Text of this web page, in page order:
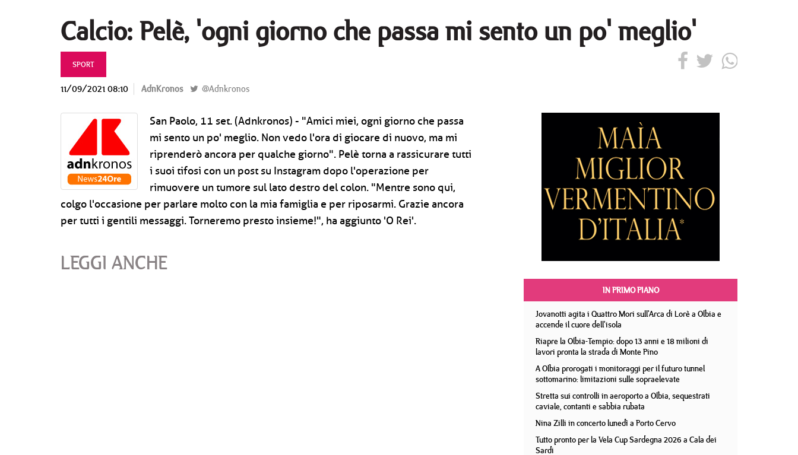
Calcio: Pelè, 'ogni giorno che passa mi sento un po' meglio'
SPORT
11/09/2021 08:10 AdnKronos @Adnkronos
San Paolo, 11 set. (Adnkronos) - "Amici miei, ogni giorno che passa
mi sento un po' meglio. Non vedo l'ora di giocare di nuovo, ma mi
riprenderò ancora per qualche giorno". Pelè torna a rassicurare tutti
i suoi tifosi con un post su Instagram dopo l'operazione per
rimuovere un tumore sul lato destro del colon. "Mentre sono qui,
colgo l'occasione per parlare molto con la mia famiglia e per riposarmi. Grazie ancora
per tutti i gentili messaggi. Torneremo presto insieme!", ha aggiunto 'O Rei'.
LEGGI ANCHE
IN PRIMO PIANO
Jovanotti agita i Quattro Mori sull'Arca di Lorè a Olbia e
accende il cuore dell'isola
Riapre la Olbia-Tempio: dopo 13 anni e 18 milioni di
lavori pronta la strada di Monte Pino
A Olbia prorogati i monitoraggi per il futuro tunnel
sottomarino: limitazioni sulle sopraelevate
Stretta sui controlli in aeroporto a Olbia, sequestrati
caviale, contanti e sabbia rubata
Nina Zilli in concerto lunedì a Porto Cervo
Tutto pronto per la Vela Cup Sardegna 2026 a Cala dei
Sardi